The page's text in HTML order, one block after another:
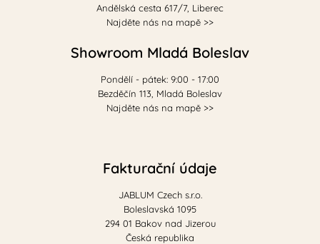
Andělská cesta 617/7, Liberec
Najděte nás na mapě >>
Showroom Mladá Boleslav
Pondělí - pátek: 9:00 - 17:00
Bezděčín 113, Mladá Boleslav
Najděte nás na mapě >>
Fakturační údaje
JABLUM Czech s.r.o.
Boleslavská 1095
294 01 Bakov nad Jizerou
Česká republika